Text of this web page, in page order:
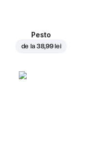
Pesto
de la 38,99 lei